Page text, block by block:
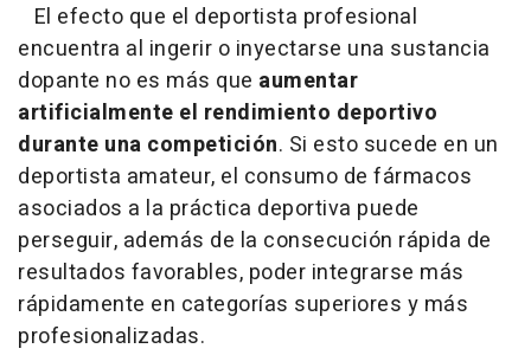
El efecto que el deportista profesional
encuentra al ingerir o inyectarse una sustancia
dopante no es más que aumentar
artificialmente el rendimiento deportivo
durante una competición. Si esto sucede en un
deportista amateur, el consumo de fármacos
asociados a la práctica deportiva puede
perseguir, además de la consecución rápida de
resultados favorables, poder integrarse más
rápidamente en categorías superiores y más
profesionalizadas.